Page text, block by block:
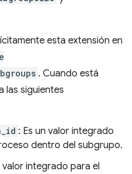
esta extensión en
. Cuando está
las siguientes
: Es un valor integrado
dentro del subgrupo.
valor integrado para el